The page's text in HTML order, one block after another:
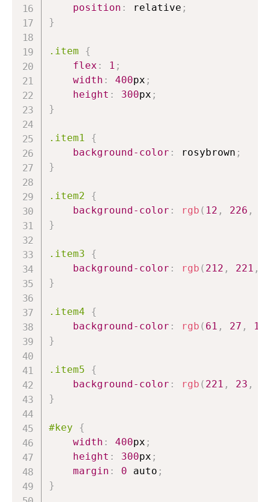
position : relative ;
}
.item
{
flex : 1 ;
width : 400px ;
height : 300px ;
}
.item1
{
background-color : rosybrown ;
}
.item2
{
background-color : rgb ( 12 , 226 ,
}
.item3
{
background-color : rgb ( 212 , 221 ,
}
.item4
{
background-color : rgb ( 61 , 27 ,
}
.item5
{
background-color : rgb ( 221 , 23 ,
}
#key
{
width : 400px ;
height : 300px ;
margin : 0 auto ;
}